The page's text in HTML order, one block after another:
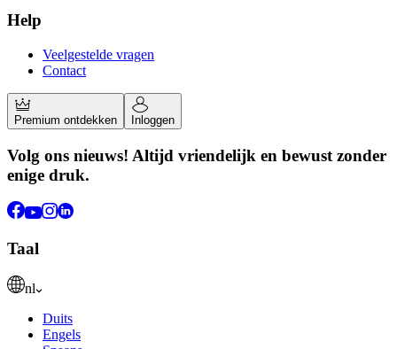
Help
Veelgestelde vragen
Contact
Premium ontdekken Inloggen
Volg ons nieuws! Altijd vriendelijk en bewust zonder
enige druk.
Taal
nl
Duits
Engels